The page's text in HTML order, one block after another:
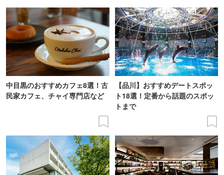
中目黒のおすすめカフェ8選！古
民家カフェ、チャイ専門店など
【品川】おすすめデートスポッ
ト18選！定番から話題のスポッ
トまで